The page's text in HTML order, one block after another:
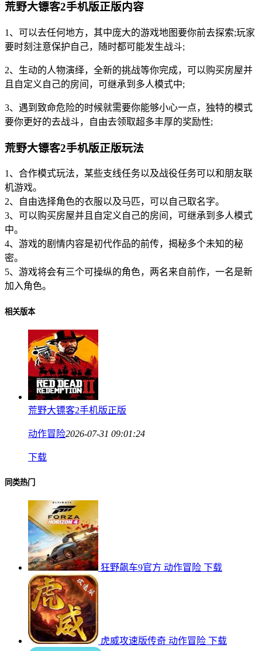
荒野大镖客2手机版正版内容
1、可以去任何地方，其中庞大的游戏地图要你前去探索;玩家
要时刻注意保护自己，随时都可能发生战斗;
2、生动的人物演绎，全新的挑战等你完成，可以购买房屋并
且自定义自己的房间，可继承到多人模式中;
3、遇到致命危险的时候就需要你能够小心一点，独特的模式
要你更好的去战斗，自由去领取超多丰厚的奖励性;
荒野大镖客2手机版正版玩法
1、合作模式玩法，某些支线任务以及战役任务可以和朋友联
机游戏。
2、自由选择角色的衣服以及马匹，可以自己取名字。
3、可以购买房屋并且自定义自己的房间，可继承到多人模式
中。
4、游戏的剧情内容是初代作品的前传，揭秘多个未知的秘
密。
5、游戏将会有三个可操纵的角色，两名来自前作，一名是新
加入角色。
相关版本
荒野大镖客2手机版正版
动作冒险2026-07-31 09:01:24
下载
同类热门
狂野飙车9官方 动作冒险 下载
虎威攻速版传奇 动作冒险 下载